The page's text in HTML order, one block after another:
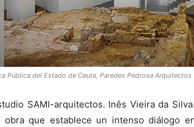
Pública del Estado de Ceuta, Paredes Pedrosa Arquitectos
SAMI-arquitectos. Inês Vieira da
obra que establece un intenso diálogo